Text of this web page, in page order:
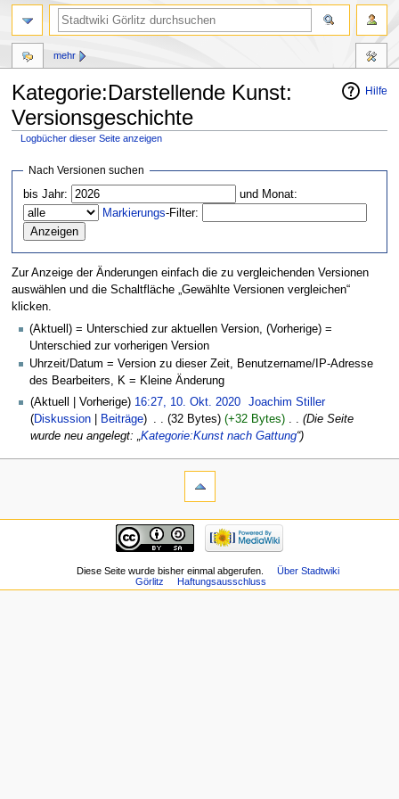
Hilfe
Kategorie:Darstellende Kunst:
Versionsgeschichte
Logbücher dieser Seite anzeigen
springen
springen
Nach Versionen suchen
bis Jahr:
und Monat:
Markierungs-Filter:
Zur Anzeige der Änderungen einfach die zu vergleichenden Versionen
auswählen und die Schaltfläche „Gewählte Versionen vergleichen“
klicken.
(Aktuell) = Unterschied zur aktuellen Version, (Vorherige) =
Unterschied zur vorherigen Version
Uhrzeit/Datum = Version zu dieser Zeit, Benutzername/IP-Adresse
des Bearbeiters, K = Kleine Änderung
(Aktuell | Vorherige) 16:27, 10. Okt. 2020
Joachim Stiller
(Diskussion Beiträge) . . (32 Bytes) (+32 Bytes)‎ . . (Die Seite
wurde neu angelegt: „Kategorie:Kunst nach Gattung“)
mehr
Diese Seite wurde bisher einmal abgerufen.
Über Stadtwiki
Görlitz
Haftungsausschluss